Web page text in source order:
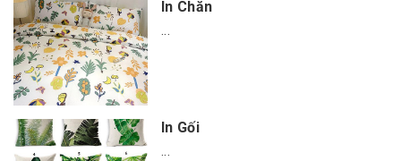
In Chăn
...
In Gối
...